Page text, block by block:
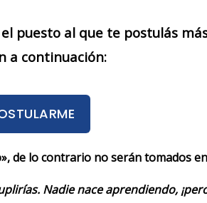
puesto al que te postulás
a continuación:
de lo contrario no serán tomados
Nadie nace aprendiendo,